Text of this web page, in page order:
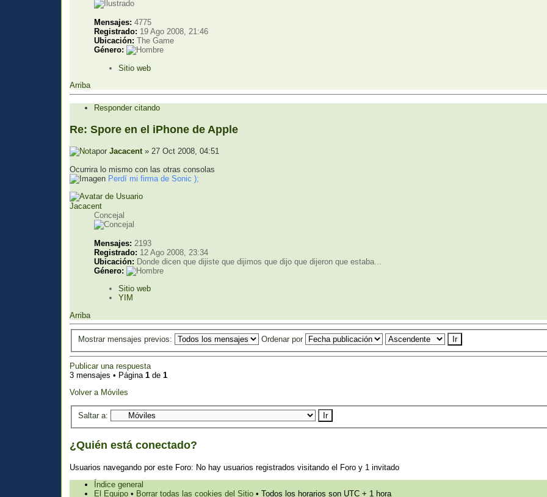
Mensajes: 4775
Registrado: 19 Ago 2008, 21:46
Ubicación: The Game
Género:
Sitio web
Arriba
Responder citando
Re: Spore en el iPhone de Apple
porJacacent» 27 Oct 2008, 04:51
Ocurrira lo mismo con las otras consolas
Perdí mi firma de Sonic );
Jacacent
Concejal
Mensajes: 2193
Registrado: 12 Ago 2008, 23:34
Ubicación: Donde dicen que dijiste que dijimos que dijo que dijeron que estaba...
Género:
Sitio web
YIM
Arriba
Mostrar mensajes previos: Ordenar por
Publicar una respuesta
3 mensajes • Página1 de1
Volver a Móviles
Saltar a:
¿Quién está conectado?
Usuarios navegando por este Foro: No hay usuarios registrados visitando el Foro y 1 invitado
Índice general
El Equipo • Borrar todas las cookies del Sitio • Todos los horarios son UTC + 1 hora